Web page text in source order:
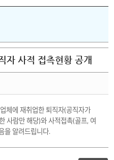
자 사적 접촉현황 공개
체에 재취업한 퇴직자(공직자가
사람만 해당)와 사적접촉(골프, 여
을 알려드립니다.